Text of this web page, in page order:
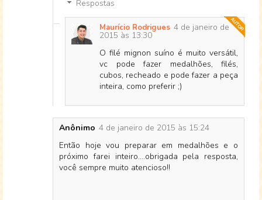
Respostas
Maurício Rodrigues 4 de janeiro de
2015 às 13:30
O filé mignon suíno é muito versátil,
vc pode fazer medalhões, filés,
cubos, recheado e pode fazer a peça
inteira, como preferir ;)
Anônimo 4 de janeiro de 2015 às 15:24
Então hoje vou preparar em medalhões e o
próximo farei inteiro....obrigada pela resposta,
você sempre muito atencioso!!